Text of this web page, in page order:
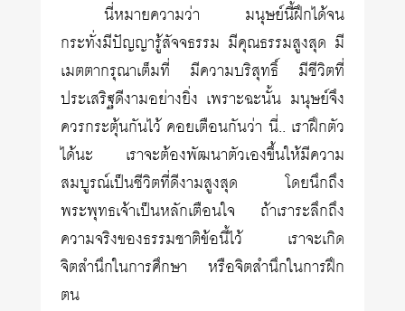
นี่หมายความว่า มนุษย์นี้ฝึกได้จน
กระทั่งมีปัญญารู้สัจจธรรม มีคุณธรรมสูงสุด มี
เมตตากรุณาเต็มที่ มีความบริสุทธิ์ มีชีวิตที่
ประเสริฐดีงามอย่างยิ่ง เพราะฉะนั้น มนุษย์จึง
ควรกระตุ้นกันไว้ คอยเตือนกันว่า นี่.. เราฝึกตัว
ได้นะ เราจะต้องพัฒนาตัวเองขึ้นให้มีความ
สมบูรณ์เป็นชีวิตที่ดีงามสูงสุด โดยนึกถึง
พระพุทธเจ้าเป็นหลักเตือนใจ ถ้าเราระลึกถึง
ความจริงของธรรมชาติข้อนี้ไว้ เราจะเกิด
จิตสำนึกในการศึกษา หรือจิตสำนึกในการฝึก
ตน